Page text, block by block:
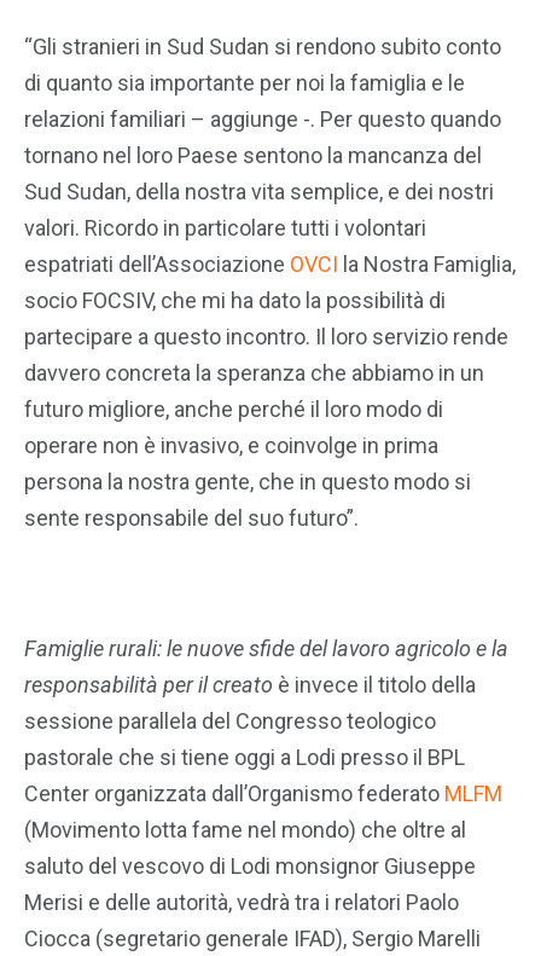
“Gli stranieri in Sud Sudan si rendono subito conto
di quanto sia importante per noi la famiglia e le
relazioni familiari – aggiunge -. Per questo quando
tornano nel loro Paese sentono la mancanza del
Sud Sudan, della nostra vita semplice, e dei nostri
valori. Ricordo in particolare tutti i volontari
espatriati dell’Associazione OVCI la Nostra Famiglia,
socio FOCSIV, che mi ha dato la possibilità di
partecipare a questo incontro. Il loro servizio rende
davvero concreta la speranza che abbiamo in un
futuro migliore, anche perché il loro modo di
operare non è invasivo, e coinvolge in prima
persona la nostra gente, che in questo modo si
sente responsabile del suo futuro”.
Famiglie rurali: le nuove sfide del lavoro agricolo e la
responsabilità per il creato è invece il titolo della
sessione parallela del Congresso teologico
pastorale che si tiene oggi a Lodi presso il BPL
Center organizzata dall’Organismo federato MLFM
(Movimento lotta fame nel mondo) che oltre al
saluto del vescovo di Lodi monsignor Giuseppe
Merisi e delle autorità, vedrà tra i relatori Paolo
Ciocca (segretario generale IFAD), Sergio Marelli